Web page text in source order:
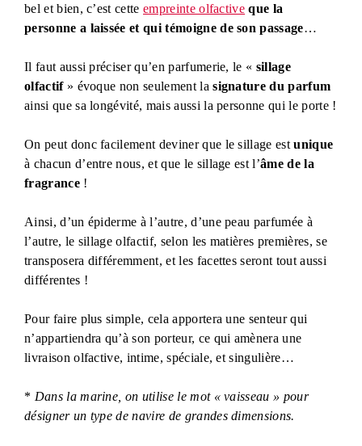
bel et bien, c’est cetteempreinte olfactive que la
personne a laissée et qui témoigne de son passage…
Il faut aussi préciser qu’en parfumerie, le « sillage
olfactif» évoque non seulement lasignature du parfum
ainsi que sa longévité, mais aussi la personne qui le porte !
On peut donc facilement deviner que le sillage estunique
à chacun d’entre nous, et que le sillage est l’âme de la
fragrance !
Ainsi, d’un épiderme à l’autre, d’une peau parfumée à
l’autre, le sillage olfactif, selon les matières premières, se
transposera différemment, et les facettes seront tout aussi
différentes !
Pour faire plus simple, cela apportera une senteur qui
n’appartiendra qu’à son porteur, ce qui amènera une
livraison olfactive, intime, spéciale, et singulière…
* Dans la marine, on utilise le mot « vaisseau » pour
désigner un type de navire de grandes dimensions.